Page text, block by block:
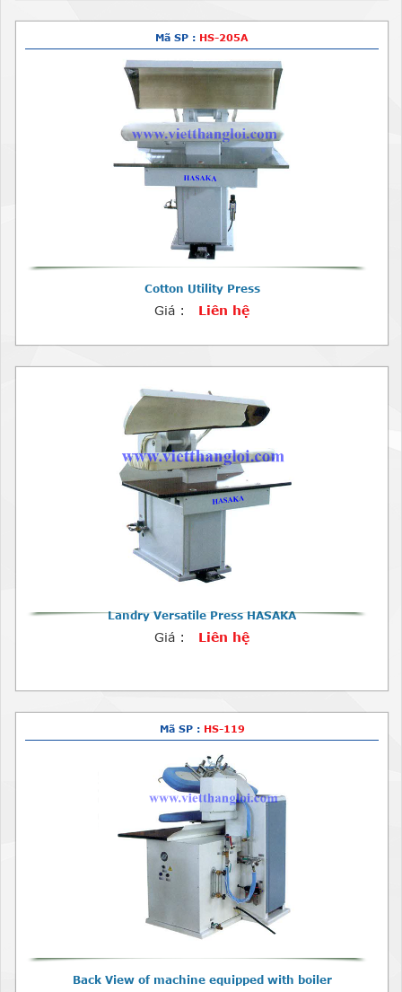
Mã SP : HS-205A
Cotton Utility Press
Giá : Liên hệ
Landry Versatile Press HASAKA
Giá : Liên hệ
Mã SP : HS-119
Back View of machine equipped with boiler